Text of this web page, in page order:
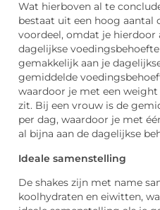
Wat hierboven al te
bestaat uit een hoog aantal
voordeel, omdat je hierdoor
dagelijkse
gemakkelijk aan je
gemiddelde
waardoor je met een
zit. Bij een vrouw is de
per dag, waardoor je met
al bijna aan de dagelijkse
Ideale samenstelling
De shakes zijn met name
koolhydraten en eiwitten,